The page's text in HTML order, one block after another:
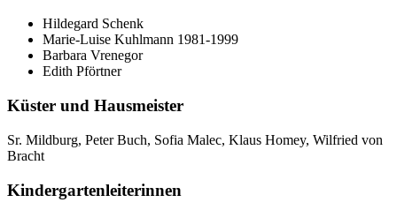
Hildegard Schenk
Marie-Luise Kuhlmann 1981-1999
Barbara Vrenegor
Edith Pförtner
Küster und Hausmeister
Sr. Mildburg, Peter Buch, Sofia Malec, Klaus Homey, Wilfried von
Bracht
Kindergartenleiterinnen